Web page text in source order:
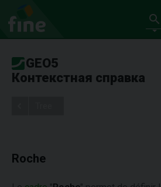
GEO5
Контекстная справка
Roche